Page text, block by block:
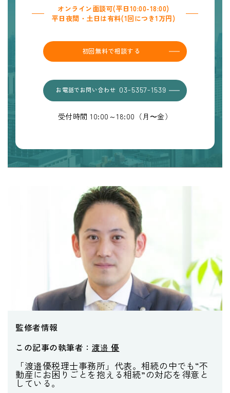
オンライン面談可(平日10:00-18:00)
平日夜間・土日は有料(1回につき1万円)
初回無料で相談する
お電話でお問い合わせ 03-5357-1539
受付時間 10:00～18:00（月〜金）
監修者情報
この記事の執筆者： 渡邉 優
「渡邉優税理士事務所」代表。相続の中でも“不
動産にお困りごとを抱える相続”の対応を得意と
している。